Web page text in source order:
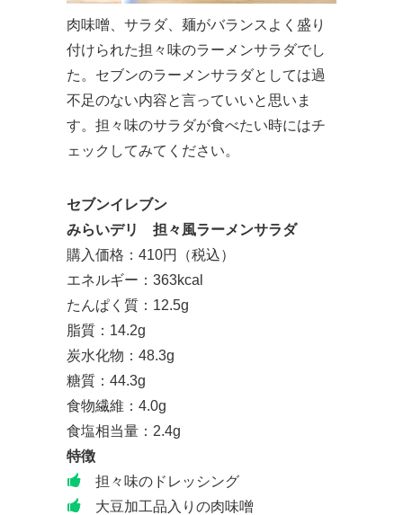
肉味噌、サラダ、麺がバランスよく盛り
付けられた担々味のラーメンサラダでし
た。セブンのラーメンサラダとしては過
不足のない内容と言っていいと思いま
す。担々味のサラダが食べたい時にはチ
ェックしてみてください。
セブンイレブン
みらいデリ 担々風ラーメンサラダ
購入価格：410円（税込）
エネルギー：363kcal
たんぱく質：12.5g
脂質：14.2g
炭水化物：48.3g
糖質：44.3g
食物繊維：4.0g
食塩相当量：2.4g
特徴
担々味のドレッシング
大豆加工品入りの肉味噌